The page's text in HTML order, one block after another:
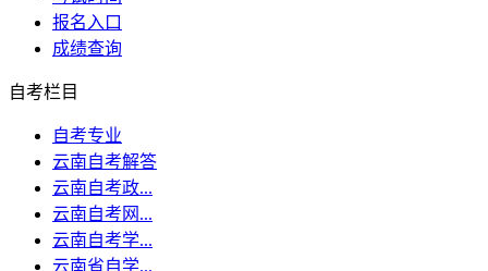
报名入口
成绩查询
自考栏目
自考专业
云南自考解答
云南自考政...
云南自考网...
云南自考学...
云南省自学...